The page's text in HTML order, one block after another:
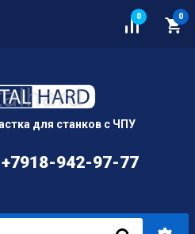
0 0
для станков с ЧПУ
+7918-942-97-77